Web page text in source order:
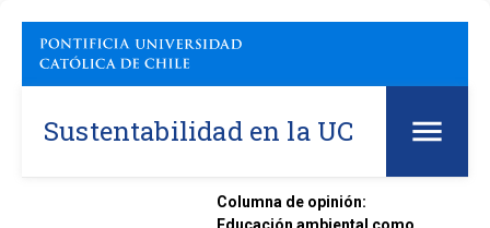
Sustentabilidad en la UC
Columna de opinión: